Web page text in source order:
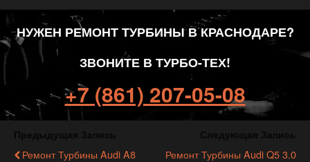
НУЖЕН РЕМОНТ ТУРБИНЫ В КРАСНОДАРЕ?
ЗВОНИТЕ В ТУРБО-ТЕХ!
+7 (861) 207-05-08
Ремонт Турбины Audi A8
Ремонт Турбины Audi Q5 3.0